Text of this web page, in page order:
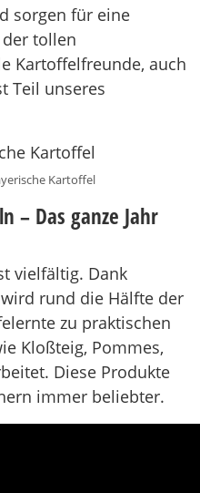
sorgen für eine
tollen
Kartoffelfreunde, auch
Teil unseres
Kartoffel
– Das ganze Jahr
vielfältig. Dank
rund die Hälfte der
zu praktischen
Kloßteig, Pommes,
Diese Produkte
immer beliebter.